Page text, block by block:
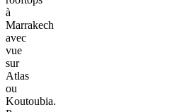
à
Marrakech
avec
vue
sur
Atlas
ou
Koutoubia.